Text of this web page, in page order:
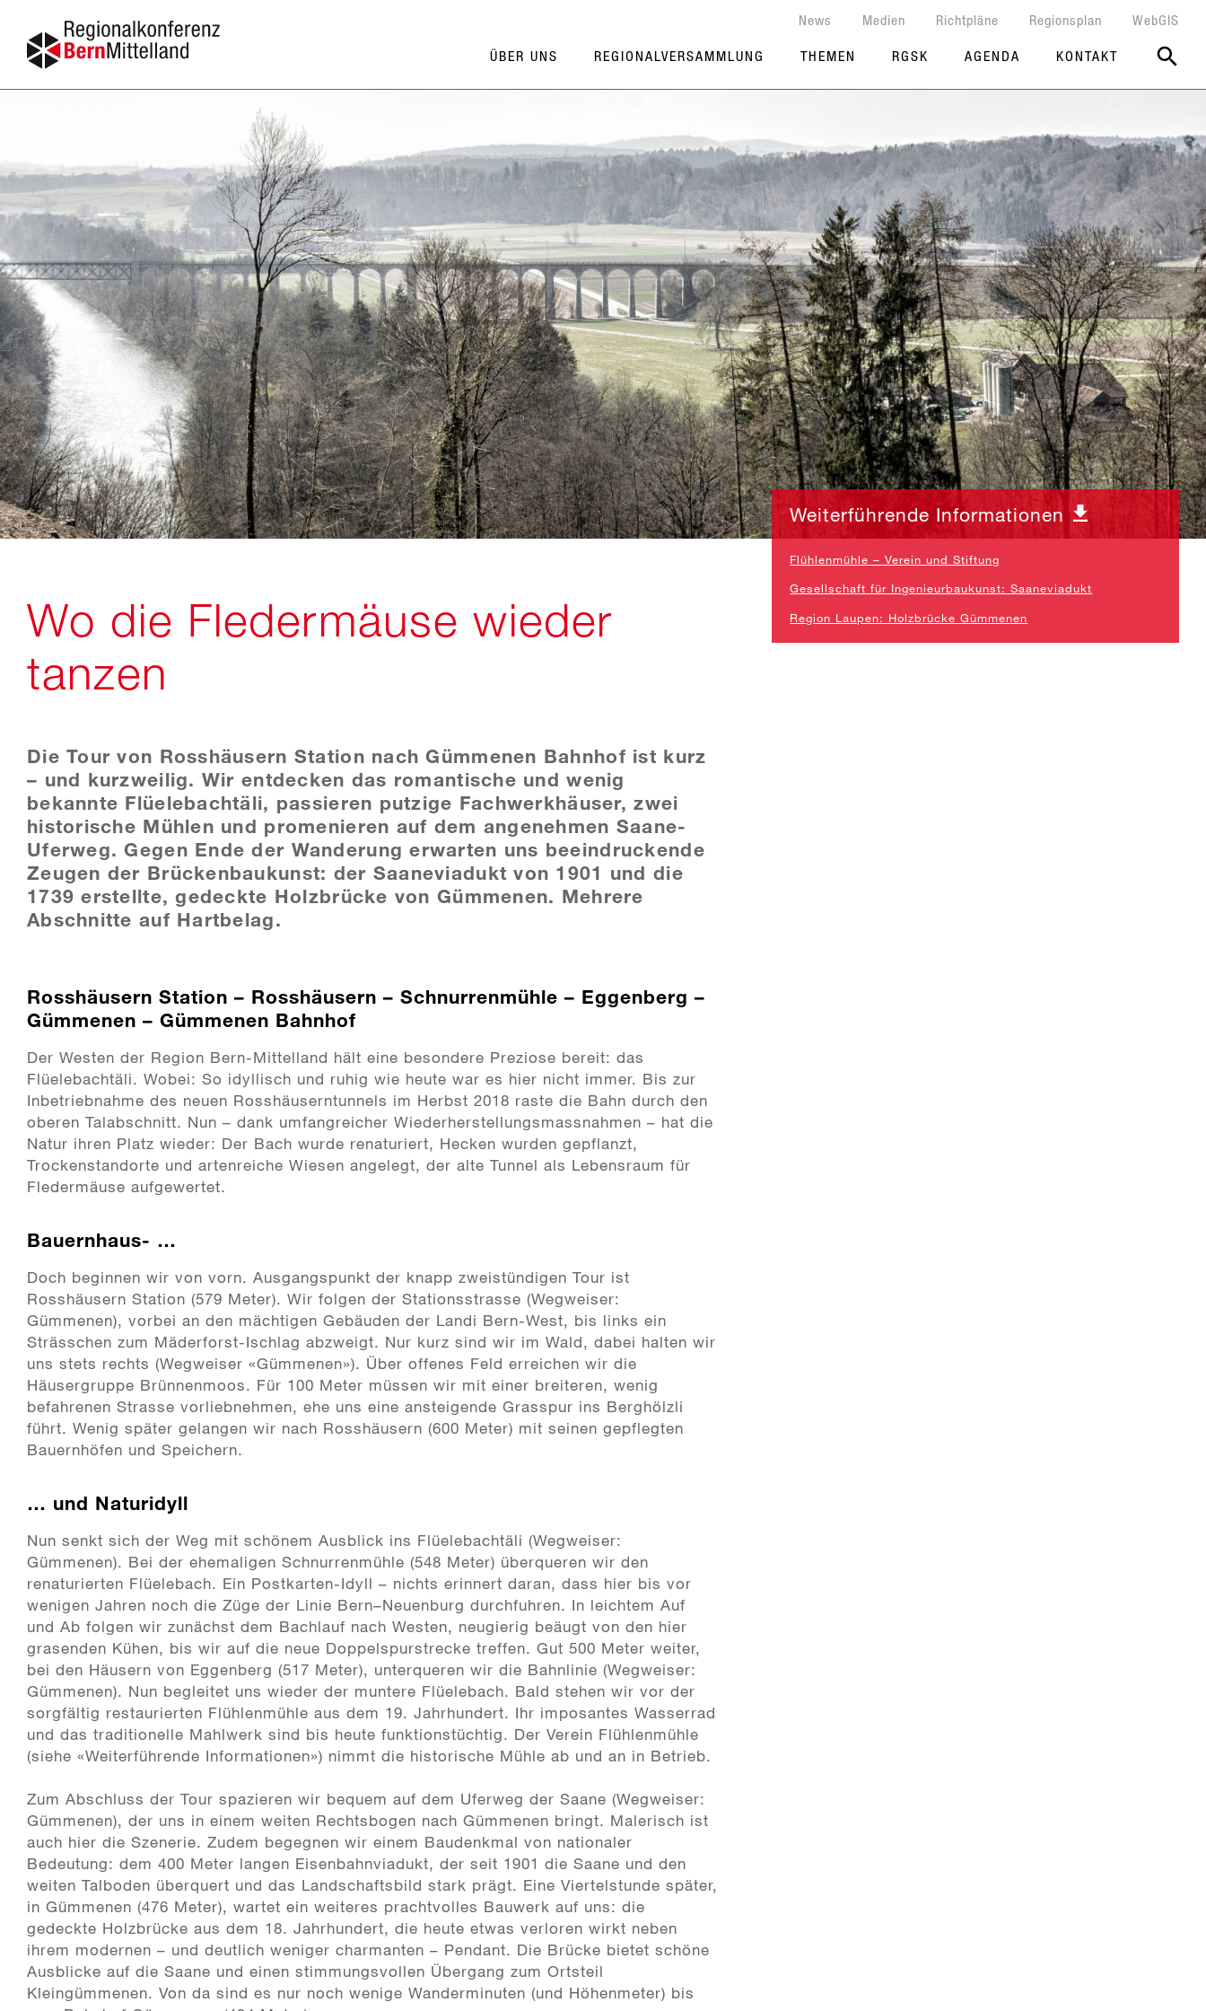
News Medien Richtpläne Regionsplan WebGIS
ÜBER UNS REGIONALVERSAMMLUNG THEMEN RGSK AGENDA KONTAKT
Wo die Fledermäuse wieder
tanzen
Die Tour von Rosshäusern Station nach Gümmenen Bahnhof ist kurz
– und kurzweilig. Wir entdecken das romantische und wenig
bekannte Flüelebachtäli, passieren putzige Fachwerkhäuser, zwei
historische Mühlen und promenieren auf dem angenehmen Saane-
Uferweg. Gegen Ende der Wanderung erwarten uns beeindruckende
Zeugen der Brückenbaukunst: der Saaneviadukt von 1901 und die
1739 erstellte, gedeckte Holzbrücke von Gümmenen. Mehrere
Abschnitte auf Hartbelag.
Rosshäusern Station – Rosshäusern – Schnurrenmühle – Eggenberg –
Gümmenen – Gümmenen Bahnhof
Der Westen der Region Bern-Mittelland hält eine besondere Preziose bereit: das
Flüelebachtäli. Wobei: So idyllisch und ruhig wie heute war es hier nicht immer. Bis zur
Inbetriebnahme des neuen Rosshäuserntunnels im Herbst 2018 raste die Bahn durch den
oberen Talabschnitt. Nun – dank umfangreicher Wiederherstellungsmassnahmen – hat die
Natur ihren Platz wieder: Der Bach wurde renaturiert, Hecken wurden gepflanzt,
Trockenstandorte und artenreiche Wiesen angelegt, der alte Tunnel als Lebensraum für
Fledermäuse aufgewertet.
Bauernhaus- …
Doch beginnen wir von vorn. Ausgangspunkt der knapp zweistündigen Tour ist
Rosshäusern Station (579 Meter). Wir folgen der Stationsstrasse (Wegweiser:
Gümmenen), vorbei an den mächtigen Gebäuden der Landi Bern-West, bis links ein
Strässchen zum Mäderforst-Ischlag abzweigt. Nur kurz sind wir im Wald, dabei halten wir
uns stets rechts (Wegweiser «Gümmenen»). Über offenes Feld erreichen wir die
Häusergruppe Brünnenmoos. Für 100 Meter müssen wir mit einer breiteren, wenig
befahrenen Strasse vorliebnehmen, ehe uns eine ansteigende Grasspur ins Berghölzli
führt. Wenig später gelangen wir nach Rosshäusern (600 Meter) mit seinen gepflegten
Bauernhöfen und Speichern.
… und Naturidyll
Nun senkt sich der Weg mit schönem Ausblick ins Flüelebachtäli (Wegweiser:
Gümmenen). Bei der ehemaligen Schnurrenmühle (548 Meter) überqueren wir den
renaturierten Flüelebach. Ein Postkarten-Idyll – nichts erinnert daran, dass hier bis vor
wenigen Jahren noch die Züge der Linie Bern–Neuenburg durchfuhren. In leichtem Auf
und Ab folgen wir zunächst dem Bachlauf nach Westen, neugierig beäugt von den hier
grasenden Kühen, bis wir auf die neue Doppelspurstrecke treffen. Gut 500 Meter weiter,
bei den Häusern von Eggenberg (517 Meter), unterqueren wir die Bahnlinie (Wegweiser:
Gümmenen). Nun begleitet uns wieder der muntere Flüelebach. Bald stehen wir vor der
sorgfältig restaurierten Flühlenmühle aus dem 19. Jahrhundert. Ihr imposantes Wasserrad
und das traditionelle Mahlwerk sind bis heute funktionstüchtig. Der Verein Flühlenmühle
(siehe «Weiterführende Informationen») nimmt die historische Mühle ab und an in Betrieb.
Zum Abschluss der Tour spazieren wir bequem auf dem Uferweg der Saane (Wegweiser:
Gümmenen), der uns in einem weiten Rechtsbogen nach Gümmenen bringt. Malerisch ist
auch hier die Szenerie. Zudem begegnen wir einem Baudenkmal von nationaler
Bedeutung: dem 400 Meter langen Eisenbahnviadukt, der seit 1901 die Saane und den
weiten Talboden überquert und das Landschaftsbild stark prägt. Eine Viertelstunde später,
in Gümmenen (476 Meter), wartet ein weiteres prachtvolles Bauwerk auf uns: die
gedeckte Holzbrücke aus dem 18. Jahrhundert, die heute etwas verloren wirkt neben
ihrem modernen – und deutlich weniger charmanten – Pendant. Die Brücke bietet schöne
Ausblicke auf die Saane und einen stimmungsvollen Übergang zum Ortsteil
Kleingümmenen. Von da sind es nur noch wenige Wanderminuten (und Höhenmeter) bis
Weiterführende Informationen
Flühlenmühle – Verein und Stiftung
Gesellschaft für Ingenieurbaukunst: Saaneviadukt
Region Laupen: Holzbrücke Gümmenen